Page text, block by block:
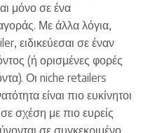
μόνο σε ένα
Με άλλα λόγια,
ειδικεύεσαι σε έναν
(ή ορισμένες φορές
Οι niche retailers
είναι πιο ευκίνητοι
σχέση με πιο ευρείς